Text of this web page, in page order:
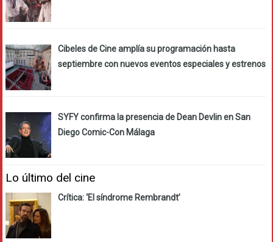
Cibeles de Cine amplía su programación hasta
septiembre con nuevos eventos especiales y estrenos
SYFY confirma la presencia de Dean Devlin en San
Diego Comic-Con Málaga
Lo último del cine
Crítica: ‘El síndrome Rembrandt’